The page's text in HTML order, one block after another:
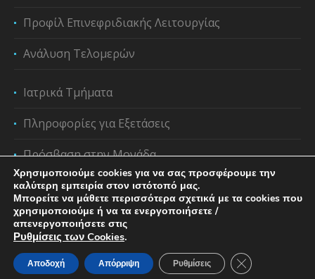
Προφίλ Επινεφριδιακής Λειτουργίας
Ανάλυση Τελομερών
Ιατρικά Τμήματα
Πληροφορίες για Εξετάσεις
Πρόσβαση στην Μονάδα
Χρησιμοποιούμε cookies για να σας προσφέρουμε την
καλύτερη εμπειρία στον ιστότοπό μας.
Μπορείτε να μάθετε περισσότερα σχετικά με τα cookies που
χρησιμοποιούμε ή να τα ενεργοποιήσετε /
απενεργοποιήσετε στις
Ρυθμίσεις των Cookies.
Αποδοχή Απόρριψη Ρυθμίσεις Κλείσιμο του